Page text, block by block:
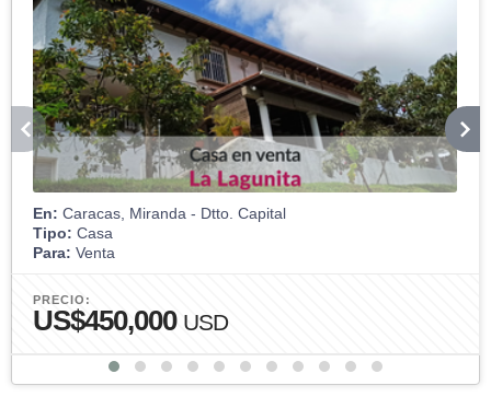
En: Caracas, Miranda - Dtto. Capital
Tipo: Casa
Para: Venta
PRECIO:
US$450,000 USD